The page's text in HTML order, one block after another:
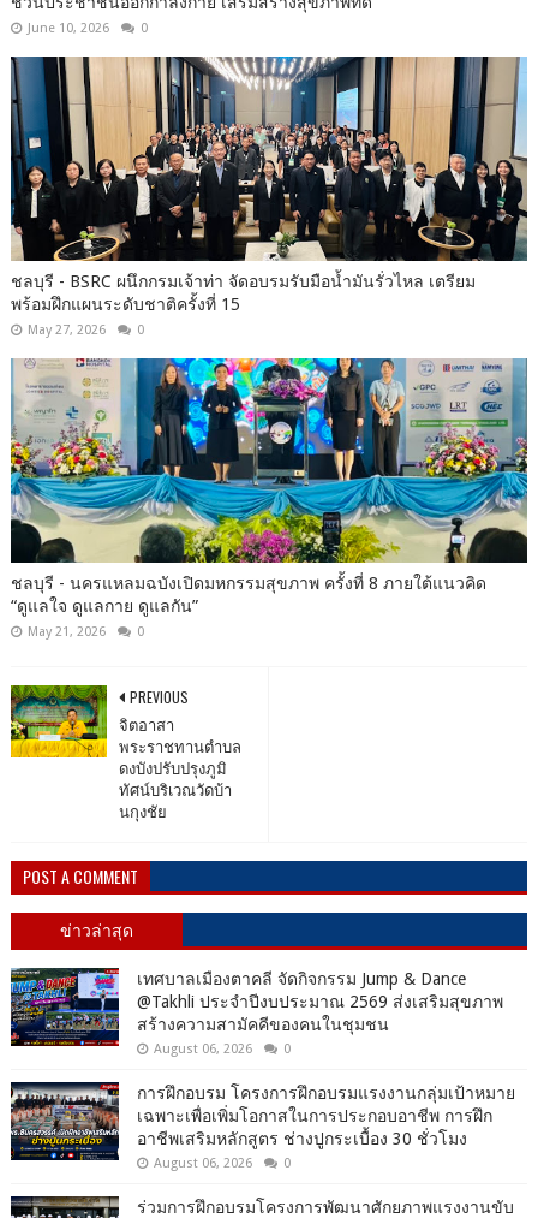
June 10, 2026 0
ชลบุรี - BSRC ผนึกกรมเจ้าท่า จัดอบรมรับมือน้ำมันรั่วไหล เตรียม
พร้อมฝึกแผนระดับชาติครั้งที่ 15
May 27, 2026 0
ชลบุรี - นครแหลมฉบังเปิดมหกรรมสุขภาพ ครั้งที่ 8 ภายใต้แนวคิด
“ดูแลใจ ดูแลกาย ดูแลกัน”
May 21, 2026 0
PREVIOUS
จิตอาสา
พระราชทานตำบล
ดงบังปรับปรุงภูมิ
ทัศน์บริเวณวัดบ้า
นกุงชัย
POST A COMMENT
ข่าวล่าสุด
เทศบาลเมืองตาคลี จัดกิจกรรม Jump & Dance
@Takhli ประจำปีงบประมาณ 2569 ส่งเสริมสุขภาพ
สร้างความสามัคคีของคนในชุมชน
August 06, 2026 0
การฝึกอบรม โครงการฝึกอบรมแรงงานกลุ่มเป้าหมาย
เฉพาะเพื่อเพิ่มโอกาสในการประกอบอาชีพ การฝึก
อาชีพเสริมหลักสูตร ช่างปูกระเบื้อง 30 ชั่วโมง
August 06, 2026 0
ร่วมการฝึกอบรมโครงการพัฒนาศักยภาพแรงงานขับ